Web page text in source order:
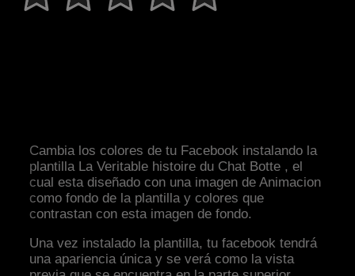
Cambia los colores de tu Facebook instalando la
plantilla La Veritable histoire du Chat Botte , el
cual esta diseñado con una imagen de Animacion
como fondo de la plantilla y colores que
contrastan con esta imagen de fondo.
Una vez instalado la plantilla, tu facebook tendrá
una apariencia única y se verá como la vista